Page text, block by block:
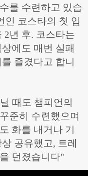
를 수련하고 있습
인 코스타의 첫 입
2년 후. 코스타는
에도 매번 실패
즐겼다고 합니
때도 챔피언의
준히 수련했으며
화를 내거나 기
공유했고, 트레
던졌습니다"